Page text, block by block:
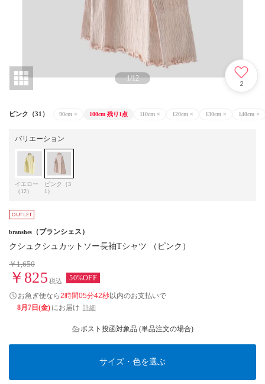
1/12
2
ピンク（31） 90cm × 100cm 残り1点 110cm × 120cm × 130cm × 140cm ×
バリエーション
イエロー
（12）
ピンク（3
1）
branshes （ブランシェス）
クシュクシュカットソー長袖Tシャツ （ピンク）
￥1,650
￥825 税込 50%OFF
お急ぎ便なら2時間05分41秒以内のお支払いで
8月7日(金) にお届け 詳細
ポスト投函対象品 (単品注文の場合)
サイズ・色を選ぶ